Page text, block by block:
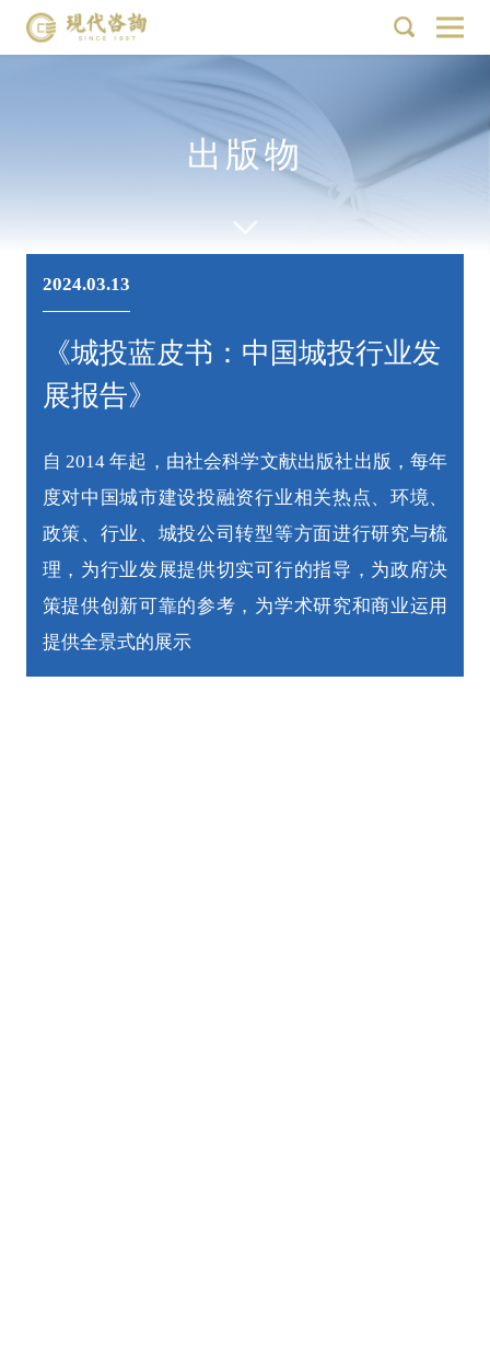
出版物
2024.03.13
《城投蓝皮书：中国城投行业发
展报告》
自 2014 年起，由社会科学文献出版社出版，每年
度对中国城市建设投融资行业相关热点、环境、
政策、行业、城投公司转型等方面进行研究与梳
理，为行业发展提供切实可行的指导，为政府决
策提供创新可靠的参考，为学术研究和商业运用
提供全景式的展示